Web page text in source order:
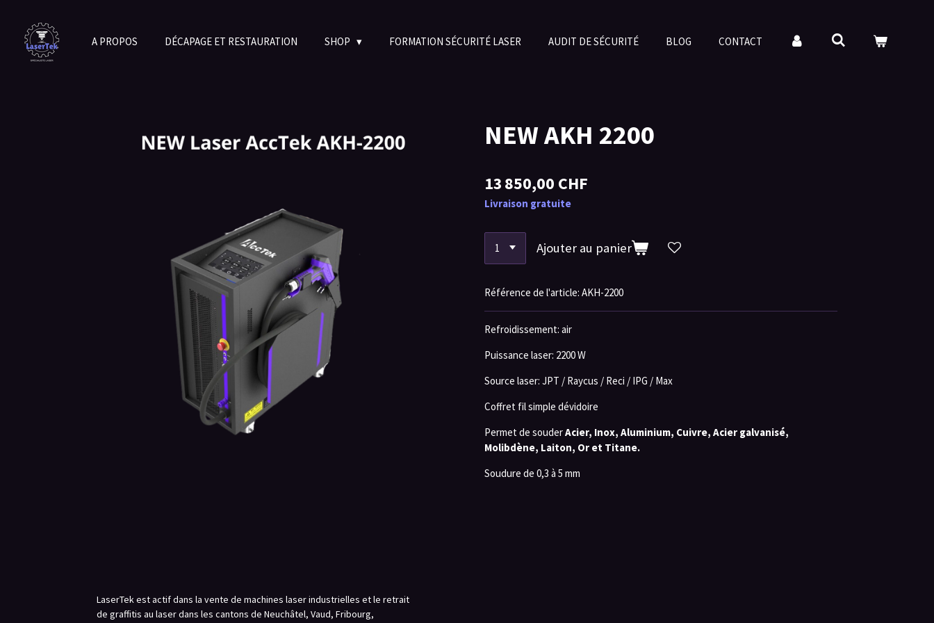
contenu
principal
A PROPOS DÉCAPAGE ET RESTAURATION SHOP FORMATION SÉCURITÉ LASER AUDIT DE SÉCURITÉ BLOG CONTACT
NEW AKH 2200
13 850,00 CHF
Livraison gratuite
Ajouter au panier
Référence de l'article: AKH-2200
Refroidissement: air
Puissance laser: 2200 W
Source laser: JPT / Raycus / Reci / IPG / Max
Coffret fil simple dévidoire
Permet de souderAcier, Inox, Aluminium, Cuivre, Acier galvanisé,
Molibdène, Laiton, Or et Titane.
Soudure de 0,3 à 5 mm
LaserTek est actif dans la vente de machines laser industrielles et le retrait
de graffitis au laser dans les cantons de Neuchâtel, Vaud, Fribourg,